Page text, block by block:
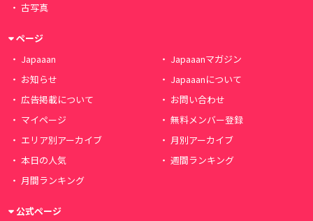
古写真
ページ
Japaaan
Japaaanマガジン
お知らせ
Japaaanについて
広告掲載について
お問い合わせ
マイページ
無料メンバー登録
エリア別アーカイブ
月別アーカイブ
本日の人気
週間ランキング
月間ランキング
公式ページ